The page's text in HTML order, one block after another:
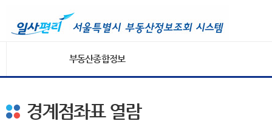
부동산종합정보
경계점좌표 열람